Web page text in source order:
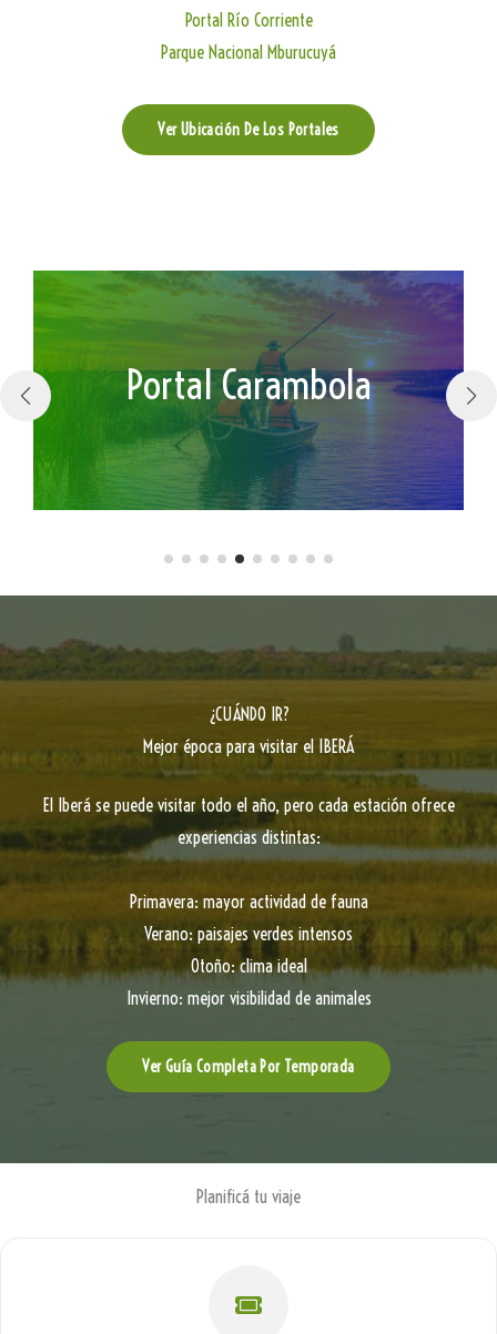
Portal Río Corriente
Parque Nacional Mburucuyá
Ver Ubicación De Los Portales
Parque Nacional
Mburucuyá
Portal San Nicolás
Portal San Antonio
Portal Cambyretá
Portal Galarza
Portal Carambola
Portal Laguna Iberá
Portal Capivarí
Portal Uguay
Portal Río Corriente
Parque Nacional
Mburucuyá
Portal San Nicolás
¿CUÁNDO IR?
Mejor época para visitar el IBERÁ
El Iberá se puede visitar todo el año, pero cada estación ofrece
experiencias distintas:
Primavera: mayor actividad de fauna
Verano: paisajes verdes intensos
Otoño: clima ideal
Invierno: mejor visibilidad de animales
Ver Guía Completa Por Temporada
Planificá tu viaje